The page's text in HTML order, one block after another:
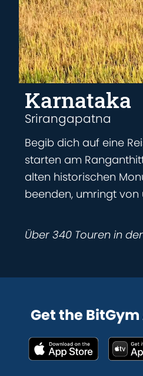
Karnataka
Srirangapatna
Begib dich auf eine
starten am
alten historischen
beenden, umringt
Über 340 Touren in
Get the